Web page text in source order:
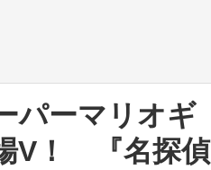
パーマリオギ
V！ 『名探偵